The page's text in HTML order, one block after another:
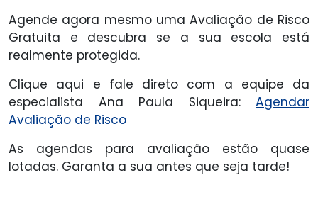
Agende agora mesmo uma Avaliação de Risco
Gratuita e descubra se a sua escola está
realmente protegida.
Clique aqui e fale direto com a equipe da
especialista Ana Paula Siqueira: Agendar
Avaliação de Risco
As agendas para avaliação estão quase
lotadas. Garanta a sua antes que seja tarde!